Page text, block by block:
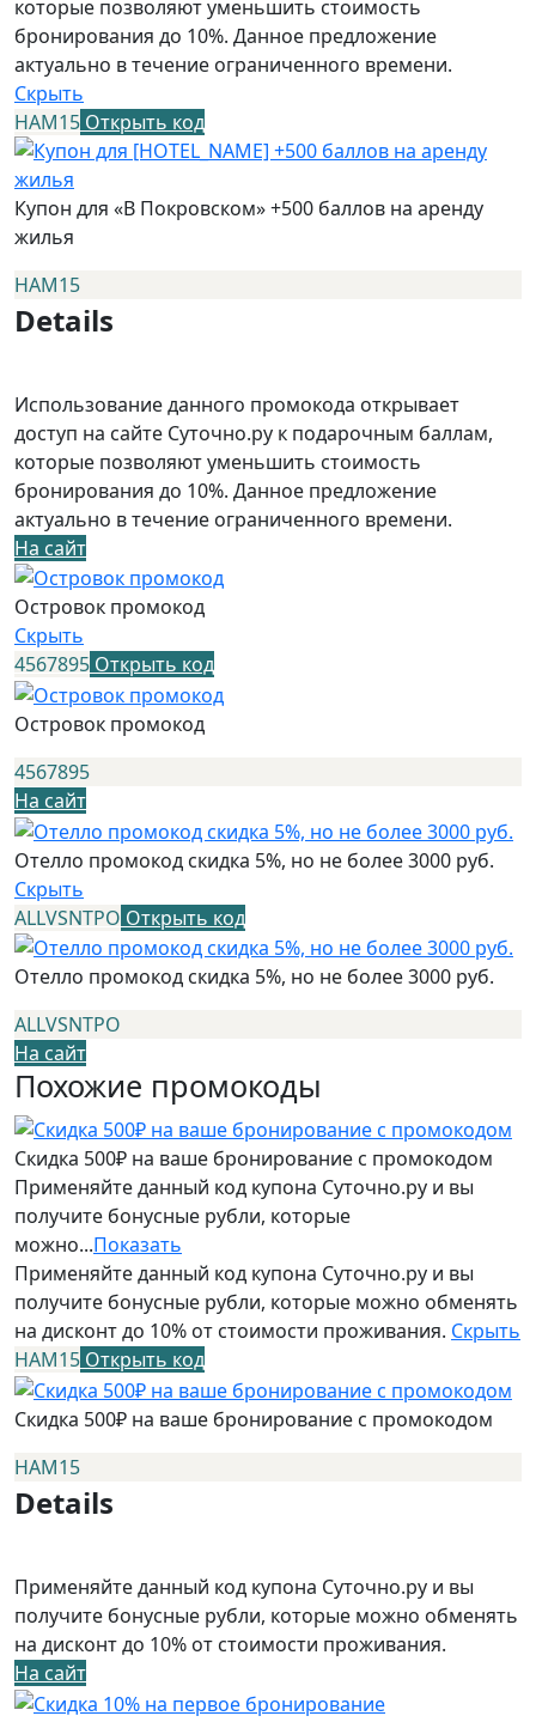
которые позволяют уменьшить стоимость
бронирования до 10%. Данное предложение
актуально в течение ограниченного времени.
Скрыть
НАМ15 Открыть код
Купон для «В Покровском» +500 баллов на аренду
жилья
НАМ15
Details
Использование данного промокода открывает
доступ на сайте Суточно.ру к подарочным баллам,
которые позволяют уменьшить стоимость
бронирования до 10%. Данное предложение
актуально в течение ограниченного времени.
На сайт
Островок промокод
Скрыть
4567895 Открыть код
Островок промокод
4567895
На сайт
Отелло промокод скидка 5%, но не более 3000 руб.
Скрыть
ALLVSNTPO Открыть код
Отелло промокод скидка 5%, но не более 3000 руб.
ALLVSNTPO
На сайт
Похожие промокоды
Скидка 500₽ на ваше бронирование с промокодом
Применяйте данный код купона Суточно.ру и вы
получите бонусные рубли, которые
можно...Показать
Применяйте данный код купона Суточно.ру и вы
получите бонусные рубли, которые можно обменять
на дисконт до 10% от стоимости проживания. Скрыть
НАМ15 Открыть код
Скидка 500₽ на ваше бронирование с промокодом
НАМ15
Details
Применяйте данный код купона Суточно.ру и вы
получите бонусные рубли, которые можно обменять
на дисконт до 10% от стоимости проживания.
На сайт